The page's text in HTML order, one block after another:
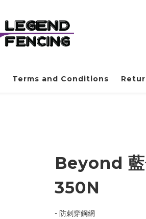
Terms and Conditions
Beyond 藍
350N
- 防刺穿鋼網